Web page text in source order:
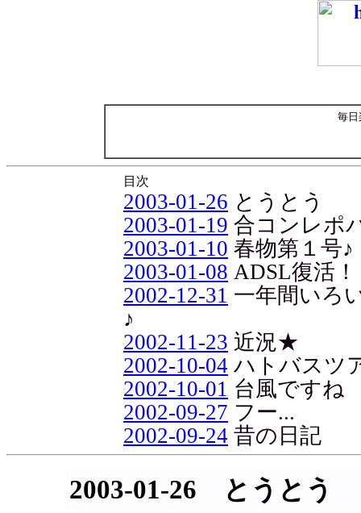
毎日
目次
2003-01-26 とうとう
2003-01-19 合コンレポ
2003-01-10 春物第１号♪
2003-01-08 ADSL復活！
2002-12-31 一年間いろ
♪
2002-11-23 近況★
2002-10-04 ハトバスツ
2002-10-01 台風ですね
2002-09-27 フー...
2002-09-24 昔の日記
2003-01-26 とうとう